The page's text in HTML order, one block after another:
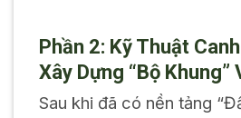
Phần 2: Kỹ Thuật
Xây Dựng “Bộ Khung”
Sau khi đã có nền tảng